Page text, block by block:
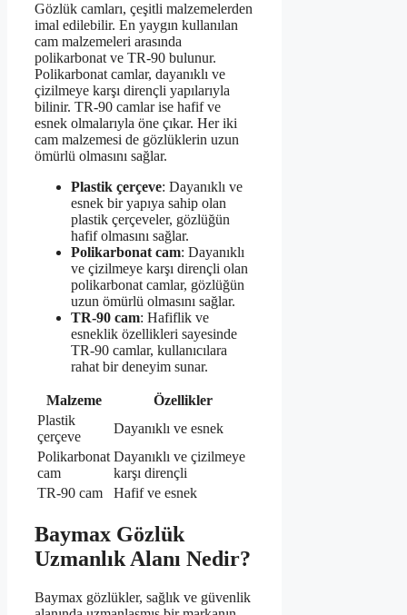
Gözlük camları, çeşitli malzemelerden
imal edilebilir. En yaygın kullanılan
cam malzemeleri arasında
polikarbonat ve TR-90 bulunur.
Polikarbonat camlar, dayanıklı ve
çizilmeye karşı dirençli yapılarıyla
bilinir. TR-90 camlar ise hafif ve
esnek olmalarıyla öne çıkar. Her iki
cam malzemesi de gözlüklerin uzun
ömürlü olmasını sağlar.
Plastik çerçeve: Dayanıklı ve
esnek bir yapıya sahip olan
plastik çerçeveler, gözlüğün
hafif olmasını sağlar.
Polikarbonat cam: Dayanıklı
ve çizilmeye karşı dirençli olan
polikarbonat camlar, gözlüğün
uzun ömürlü olmasını sağlar.
TR-90 cam: Hafiflik ve
esneklik özellikleri sayesinde
TR-90 camlar, kullanıcılara
rahat bir deneyim sunar.
Malzeme
Özellikler
Plastik
çerçeve
Dayanıklı ve esnek
Polikarbonat
cam
Dayanıklı ve çizilmeye
karşı dirençli
TR-90 cam
Hafif ve esnek
Baymax Gözlük
Uzmanlık Alanı Nedir?
Baymax gözlükler, sağlık ve güvenlik